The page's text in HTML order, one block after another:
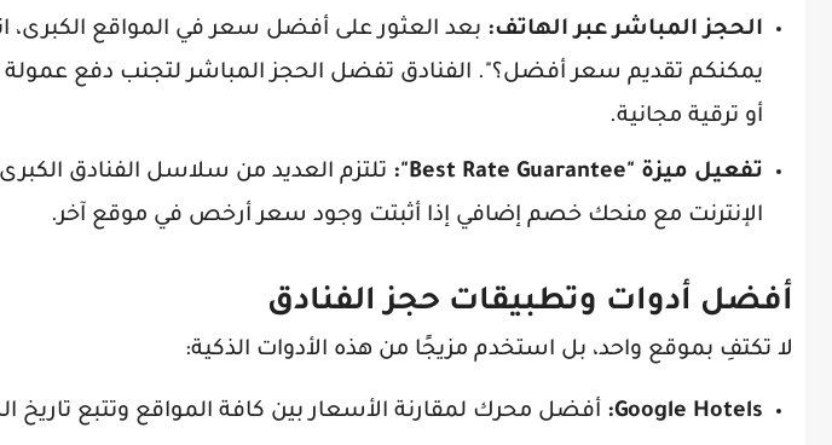
الحجز المباشر عبر الهاتف: بعد العثور على أفضل سعر في المواقع
يمكنكم تقديم سعر أفضل؟". الفنادق تفضل الحجز المباشر لتجنب دفع
أو ترقية مجانية.
تفعيل ميزة "Best Rate Guarantee":
تلتزم العديد من سلاسل الفنادق
الإنترنت مع منحك خصم إضافي إذا أثبتت وجود سعر أرخص في موقع آخر.
أفضل أدوات وتطبيقات حجز الفنادق
لا تكتفِ بموقع واحد، بل استخدم مزيجًا من هذه الأدوات الذكية:
Google Hotels: أفضل محرك لمقارنة الأسعار بين كافة المواقع وتتبع تاريخ